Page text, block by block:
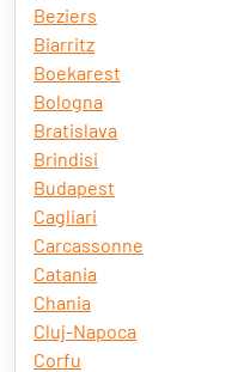
Beziers
Biarritz
Boekarest
Bologna
Bratislava
Brindisi
Budapest
Cagliari
Carcassonne
Catania
Chania
Cluj-Napoca
Corfu